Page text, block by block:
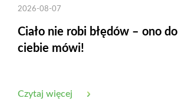
2026-08-07
Ciało nie robi błędów – ono do
ciebie mówi!
Czytaj więcej